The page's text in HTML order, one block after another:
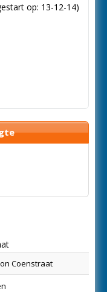
op: 13-12-14)
Coenstraat